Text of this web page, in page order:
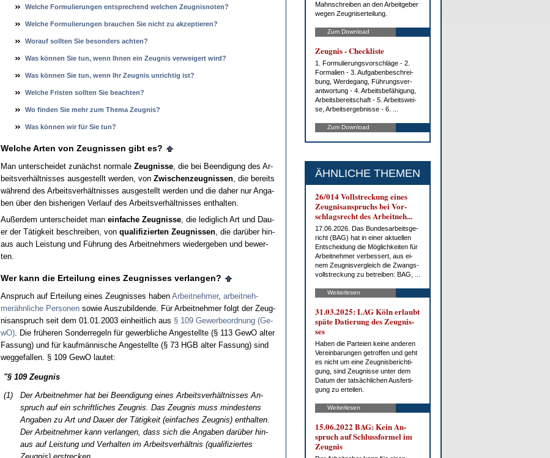
Wel­che For­mu­lie­run­gen ent­spre­chend wel­chen Zeug­nis­no­ten?
Wel­che For­mu­lie­run­gen brau­chen Sie nicht zu ak­zep­tie­ren?
Wor­auf soll­ten Sie be­son­ders ach­ten?
Was können Sie tun, wenn Ih­nen ein Zeug­nis ver­wei­gert wird?
Was können Sie tun, wenn Ihr Zeug­nis un­rich­tig ist?
Wel­che Fris­ten soll­ten Sie be­ach­ten?
Wo fin­den Sie mehr zum The­ma Zeug­nis?
Was kön­nen wir für Sie tun?
Wel­che Ar­ten von Zeug­nis­sen gibt es?
Man un­ter­schei­det zunächst nor­ma­le Zeug­nis­se, die bei Be­en­di­gung des Ar­
beits­verhält­nis­ses aus­ge­stellt wer­den, von Zwi­schen­zeug­nis­sen, die be­reits
während des Ar­beits­verhält­nis­ses aus­ge­stellt wer­den und die da­her nur An­ga­
ben über den bis­he­ri­gen Ver­lauf des Ar­beits­verhält­nis­ses ent­hal­ten.
Außer­dem un­ter­schei­det man ein­fa­che Zeug­nis­se, die le­dig­lich Art und Dau­
er der Tätig­keit be­schrei­ben, von qua­li­fi­zier­ten Zeug­nis­sen, die darüber hin­
aus auch Leis­tung und Führung des Ar­beit­neh­mers wie­der­ge­ben und be­wer­
ten.
Wer kann die Er­tei­lung ei­nes Zeug­nis­ses ver­lan­gen?
An­spruch auf Er­tei­lung ei­nes Zeug­nis­ses ha­ben Ar­beit­neh­mer, ar­beit­neh­
merähn­li­che Per­so­nenso­wie Aus­zu­bil­den­de. Für Ar­beit­neh­mer folgt der Zeug­
nis­an­spruch seit dem 01.01.2003 ein­heit­lich aus § 109 Ge­wer­be­ord­nung (Ge­
wO). Die frühe­ren Son­der­re­geln für ge­werb­li­che An­ge­stell­te (§ 113 Ge­wO al­ter
Fas­sung) und für kaufmänni­sche An­ge­stell­te (§ 73 HGB al­ter Fas­sung) sind
weg­ge­fal­len. § 109 Ge­wO lau­tet:
"§ 109 Zeug­nis
(1)
Der Ar­beit­neh­mer hat bei Be­en­di­gung ei­nes Ar­beits­verhält­nis­ses An­
spruch auf ein schrift­li­ches Zeug­nis. Das Zeug­nis muss min­des­tens
An­ga­ben zu Art und Dau­er der Tätig­keit (ein­fa­ches Zeug­nis) ent­hal­ten.
Der Ar­beit­neh­mer kann ver­lan­gen, dass sich die An­ga­ben darüber hin­
aus auf Leis­tung und Ver­hal­ten im Ar­beits­verhält­nis (qua­li­fi­zier­tes
Mahn­schrei­ben an den Ar­beit­ge­ber
we­gen Zeug­nis­er­tei­lung.
Zum Download
Zeug­nis - Check­lis­te
1. For­mu­lie­rungs­vor­schlä­ge - 2.
For­ma­li­en - 3. Auf­ga­ben­be­schrei­
bung, Wer­de­gang, Füh­rungs­ver­
ant­wor­tung - 4. Ar­beits­be­fä­hi­gung,
Ar­beits­be­reit­schaft - 5. Ar­beits­wei­
se, Ar­beits­er­geb­nis­se - 6. ...
Zum Download
ÄHNLICHE THEMEN
26/014 Voll­stre­ckung ei­nes
Zeug­nis­an­spruchs bei Vor­
schlags­recht des Ar­beit­neh...
17.06.2026. Das Bun­des­ar­beits­ge­
richt (BAG) hat in ei­ner ak­tu­el­len
Ent­schei­dung die Mög­lich­kei­ten für
Ar­beit­neh­mer ver­bes­sert, aus ei­
nem Zeug­nis­ver­gleich die Zwangs­
voll­stre­ckung zu be­trei­ben: BAG, ...
Weiterlesen
31.03.2025: LAG Köln er­laubt
spä­te Da­tie­rung des Zeug­nis­
ses
Ha­ben die Par­tei­en kei­ne an­de­ren
Ver­ein­ba­run­gen ge­trof­fen und geht
es nicht um ei­ne Zeug­nis­be­rich­ti­
gung, sind Zeug­nis­se un­ter dem
Da­tum der tat­säch­li­chen Aus­fer­ti­
gung zu er­tei­len.
Weiterlesen
15.06.2022 BAG: Kein An­
spruch auf Schluss­for­mel im
Zeug­nis